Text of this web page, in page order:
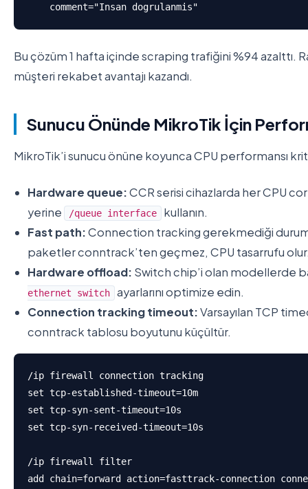
    comment="Insan dogrulanmis"
Bu çözüm 1 hafta içinde scraping trafiğini %94 azalttı.
müşteri rekabet avantajı kazandı.
Sunucu Önünde MikroTik İçin
MikroTik’i sunucu önüne koyunca CPU performansı
Hardware queue:CCR serisi cihazlarda her CPU
yerine
/queue interface
kullanın.
Fast path:Connection tracking gerekmediği
paketler conntrack’ten geçmez, CPU tasarrufu
Hardware offload: Switch chip’i olan modellerde
ethernet switch
ayarlarını optimize edin.
Connection tracking timeout:Varsayılan TCP
conntrack tablosu boyutunu küçültür.
/ip firewall connection tracking
set tcp-established-timeout=10m
set tcp-syn-sent-timeout=10s
set tcp-syn-received-timeout=10s
/ip firewall filter
add chain=forward action=fasttrack-connection